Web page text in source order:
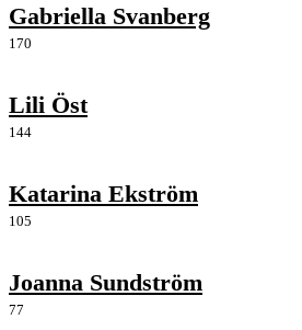
Gabriella Svanberg
170
Lili Öst
144
Katarina Ekström
105
Joanna Sundström
77